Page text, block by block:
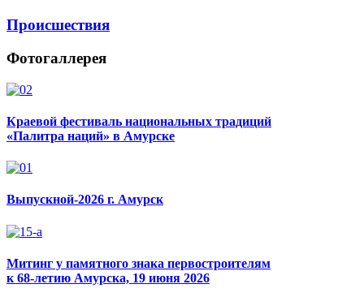
Происшествия
Фотогаллерея
Краевой фестиваль национальных традиций
«Палитра наций» в Амурске
Выпускной-2026 г. Амурск
Митинг у памятного знака первостроителям
к 68-летию Амурска, 19 июня 2026